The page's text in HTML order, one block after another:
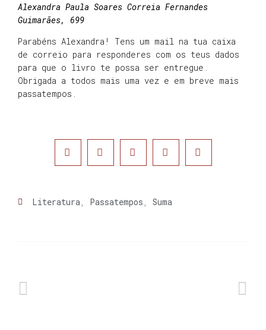
Alexandra Paula Soares Correia Fernandes
Guimarães, 699
Parabéns Alexandra! Tens um mail na tua caixa
de correio para responderes com os teus dados
para que o livro te possa ser entregue.
Obrigada a todos mais uma vez e em breve mais
passatempos.
Literatura Passatempos Suma